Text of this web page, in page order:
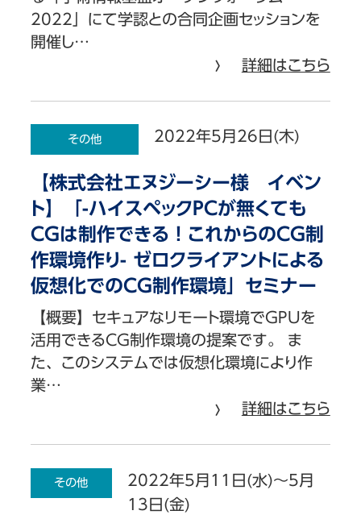
2022」にて学認との合同企画セッションを
開催し…
詳細はこちら
その他 2022年5月26日(木)
【株式会社エヌジーシー様 イベン
ト】「-ハイスペックPCが無くても
CGは制作できる！これからのCG制
作環境作り- ゼロクライアントによる
仮想化でのCG制作環境」セミナー
【概要】セキュアなリモート環境でGPUを
活用できるCG制作環境の提案です。 ま
た、このシステムでは仮想化環境により作
業…
詳細はこちら
その他
2022年5月11日(水)～5月
13日(金)